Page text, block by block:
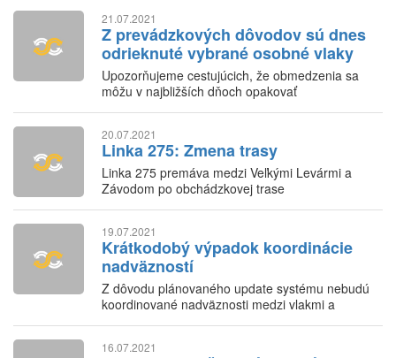
21.07.2021
Z prevádzkových dôvodov sú dnes
odrieknuté vybrané osobné vlaky
Upozorňujeme cestujúcich, že obmedzenia sa
môžu v najbližších dňoch opakovať
20.07.2021
Linka 275: Zmena trasy
Linka 275 premáva medzi Veľkými Levármi a
Závodom po obchádzkovej trase
19.07.2021
Krátkodobý výpadok koordinácie
nadväzností
Z dôvodu plánovaného update systému nebudú
koordinované nadväznosti medzi vlakmi a
16.07.2021